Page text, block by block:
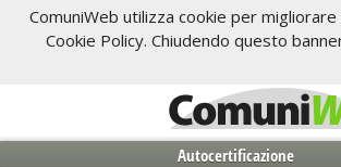
ComuniWeb utilizza cookie per
Cookie Policy. Chiudendo questo
Autocertificazione